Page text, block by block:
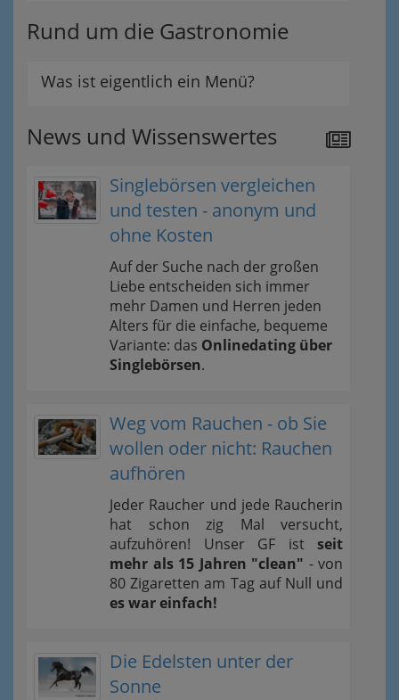
Rund um die Gastronomie
Was ist eigentlich ein Menü?
News und Wissenswertes
Singlebörsen vergleichen
und testen - anonym und
ohne Kosten
Auf der Suche nach der großen
Liebe entscheiden sich immer
mehr Damen und Herren jeden
Alters für die einfache, bequeme
Variante: das Onlinedating über
Singlebörsen.
Weg vom Rauchen - ob Sie
wollen oder nicht: Rauchen
aufhören
Jeder Raucher und jede Raucherin
hat schon zig Mal versucht,
aufzuhören! Unser GF ist seit
mehr als 15 Jahren "clean" - von
80 Zigaretten am Tag auf Null und
es war einfach!
Die Edelsten unter der
Sonne